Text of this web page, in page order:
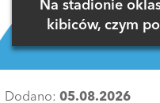
Na stadionie
kibiców, czym
Dodano: 05.08.2026